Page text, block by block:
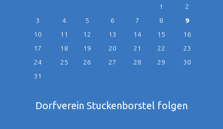
1
2
3
4 5 6 7 8
9
10
11 12 13 14 15
16
17
18 19 20 21 22
23
24
25 26 27 28 29
30
31
Dorfverein Stuckenborstel folgen